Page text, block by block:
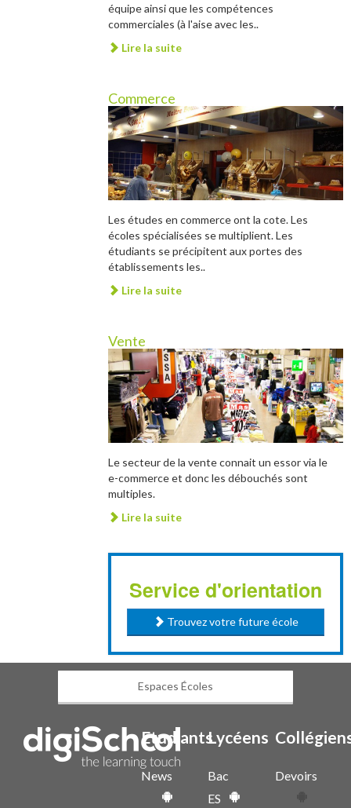
équipe ainsi que les compétences
commerciales (à l'aise avec les..
Lire la suite
Commerce
Les études en commerce ont la cote. Les
écoles spécialisées se multiplient. Les
étudiants se précipitent aux portes des
établissements les..
Lire la suite
Vente
Le secteur de la vente connait un essor via le
e-commerce et donc les débouchés sont
multiples.
Lire la suite
Service d'orientation
Trouvez votre future école
Espaces Écoles
Etudiants
News
Lycéens
Bac
ES
Devoirs